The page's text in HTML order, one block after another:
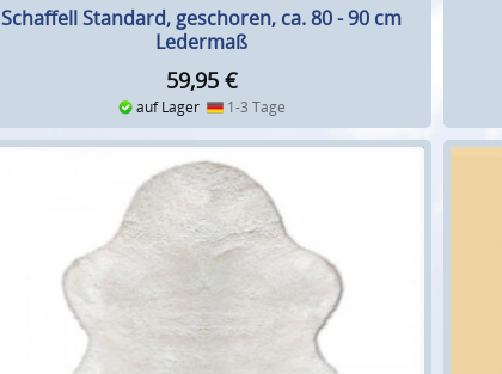
Schaffell Standard, geschoren, ca. 80 - 90 cm
Ledermaß
59,95 €
auf Lager 1-3 Tage